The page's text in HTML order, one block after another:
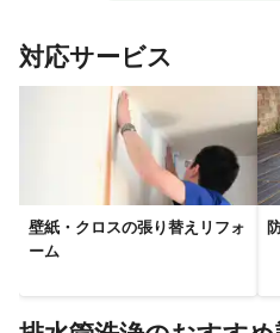
笠岡市 井原市
総社市 早
岡山市 真庭市 久
鏡野町 和気町
美作市 西粟倉村
【愛媛県】
今治市
砥部町
西条市 大洲市 内
対応サービス
壁紙・クロスの張り替えリフォ
ーム